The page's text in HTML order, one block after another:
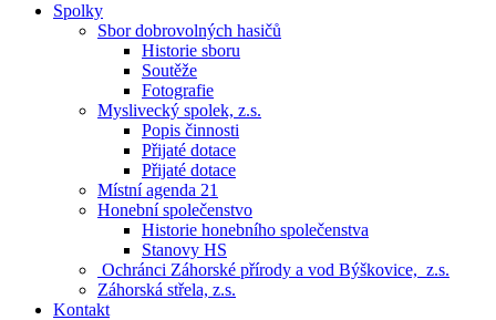
Spolky
Sbor dobrovolných hasičů
Historie sboru
Soutěže
Fotografie
Myslivecký spolek, z.s.
Popis činnosti
Přijaté dotace
Přijaté dotace
Místní agenda 21
Honební společenstvo
Historie honebního společenstva
Stanovy HS
Ochránci Záhorské přírody a vod Býškovice, z.s.
Záhorská střela, z.s.
Kontakt